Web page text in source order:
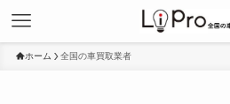
ホーム 全国の車買取業者